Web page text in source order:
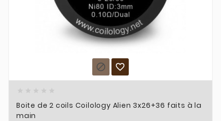
 
Boite de 2 coils Coilology Alien 3x26+36 faits à la
main